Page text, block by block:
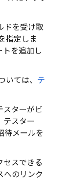
ドを受け取
指定しま
トを追加し
いては、 テ
スターがビ
テスター
待メールを
セスできる
へのリンク